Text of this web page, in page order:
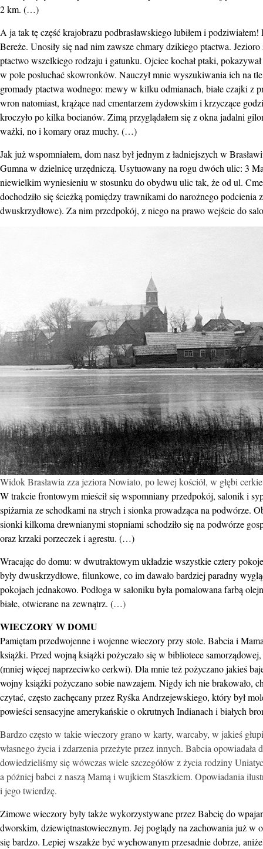
2 km. (…)
A ja tak tę część krajobrazu podbrasławskiego lubiłem i
Bereże. Unosiły się nad nim zawsze chmary dzikiego ptactwa.
ptactwo wszelkiego rodzaju i gatunku. Ojciec kochał ptaki,
w pole posłuchać skowronków. Nauczył mnie wyszukiwania ich na
gromady ptactwa wodnego: mewy w kilku odmianach, białe czajki z
wron natomiast, krążące nad cmentarzem żydowskim i krzyczące
kroczyło po kilka bocianów. Zimą przyglądałem się z okna jadalni
ważki, no i komary oraz muchy. (…)
Jak już wspomniałem, dom nasz był jednym z ładniejszych w
Gumna w dzielnicę urzędniczą. Usytuowany na rogu dwóch ulic: 3
niewielkim wyniesieniu w stosunku do obydwu ulic tak, że od ul.
dochodziło się ścieżką pomiędzy trawnikami do narożnego
dwuskrzydłowe). Za nim przedpokój, z niego na prawo wejście do
Widok Brasławia zza jeziora Nowiato, po lewej kościół, w głębi
W trakcie frontowym mieścił się wspomniany przedpokój, salonik i
spiżarnia ze schodkami na strych i sionka prowadząca na podwórze.
sionki kilkoma drewnianymi stopniami schodziło się na podwórze
oraz krzaki porzeczek i agrestu. (…)
Wracając do domu: w dwutraktowym układzie wszystkie cztery
były dwuskrzydłowe, filunkowe, co im dawało bardziej paradny
pokojach jednakowo. Podłoga w saloniku była pomalowana farbą
białe, otwierane na zewnątrz. (…)
WIECZORY W DOMU
Pamiętam przedwojenne i wojenne wieczory przy stole. Babcia i
książki. Przed wojną książki pożyczało się w bibliotece
(mniej więcej naprzeciwko cerkwi). Dla mnie też pożyczano jakieś
wojny książki pożyczano sobie nawzajem. Nigdy ich nie brakowało,
czytać, często zachęcany przez Ryśka Andrzejewskiego, który był
powieści sensacyjne amerykańskie o okrutnych Indianach i białych
Bardzo często w takie wieczory grano w karty, warcaby, w jakieś
własnego życia i zdarzenia przeżyte przez innych. Babcia
dowiedzieliśmy się wówczas wiele szczegółów z życia rodziny
a później babci z naszą Mamą i wujkiem Staszkiem. Opowiadania
i jego twierdzę.
Zimowe wieczory były także wykorzystywane przez Babcię do
dworskim, dziewiętnastowiecznym. Jej poglądy na zachowania już w
się bardzo. Lepiej wszakże być wychowanym przesadnie dobrze,